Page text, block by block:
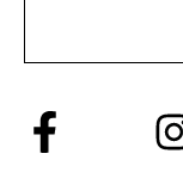
Folge
uns